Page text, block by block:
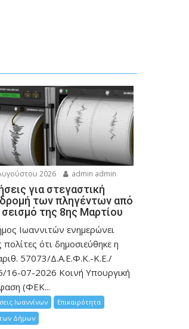
2026 admin admin
για στεγαστική
των πληγέντων από
σεισμό της 8ης Μαρτίου
Ιωαννιτών ενημερώνει
πολίτες ότι δημοσιεύθηκε η
57073/Δ.Α.Ε.Φ.Κ.-Κ.Ε./
16-07-2026 Κοινή Υπουργική
(ΦΕΚ...
Ιωαννίνων
Επικαιρότητα
Δήμων